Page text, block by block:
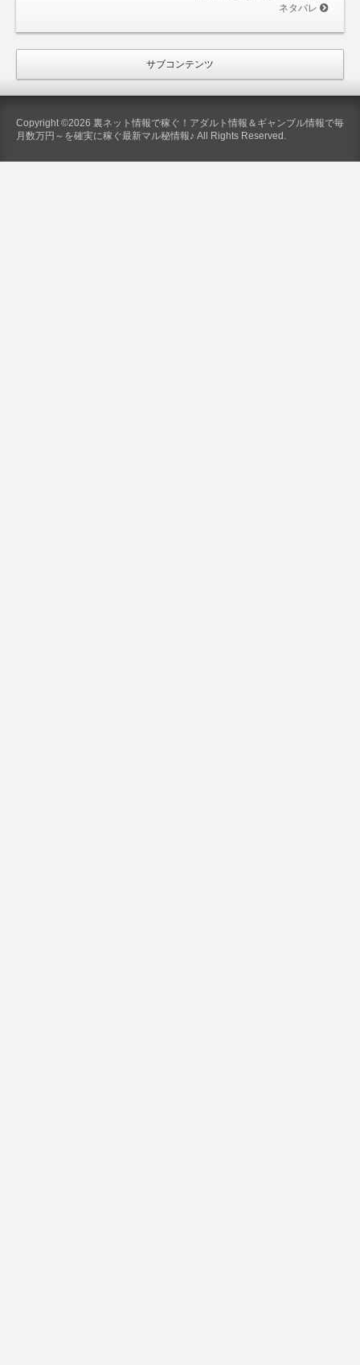
ネタバレ
サブコンテンツ
Copyright ©2026 裏ネット情報で稼ぐ！アダルト情報＆ギャンブル情報で毎
月数万円～を確実に稼ぐ最新マル秘情報♪ All Rights Reserved.